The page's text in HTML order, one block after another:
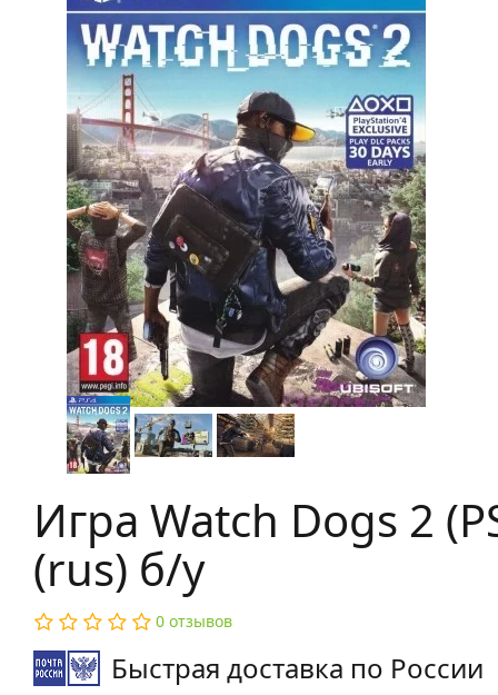
Игра Watch Dogs 2
(rus) б/у
0 отзывов
Быстрая доставка по России